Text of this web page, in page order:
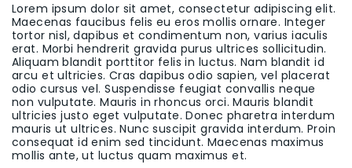
Lorem ipsum dolor sit amet, consectetur adipiscing elit.
Maecenas faucibus felis eu eros mollis ornare. Integer
tortor nisl, dapibus et condimentum non, varius iaculis
erat. Morbi hendrerit gravida purus ultrices sollicitudin.
Aliquam blandit porttitor felis in luctus. Nam blandit id
arcu et ultricies. Cras dapibus odio sapien, vel placerat
odio cursus vel. Suspendisse feugiat convallis neque
non vulputate. Mauris in rhoncus orci. Mauris blandit
ultricies justo eget vulputate. Donec pharetra interdum
mauris ut ultrices. Nunc suscipit gravida interdum. Proin
consequat id enim sed tincidunt. Maecenas maximus
mollis ante, ut luctus quam maximus et.